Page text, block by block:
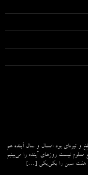
تیره‌ای بود امسال و سال آینده هم
نیست روزهای آینده را می‌بینیم
و هفت سین را یکی‌یکی […]